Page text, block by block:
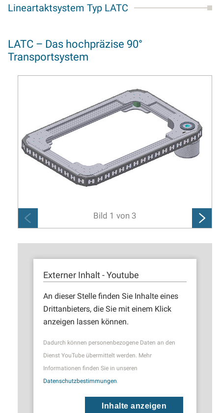
Lineartaktsystem Typ LATC
LATC – Das hochpräzise 90°
Transportsystem
Bild 1 von 3
Externer Inhalt - Youtube
An dieser Stelle finden Sie Inhalte eines
Drittanbieters, die Sie mit einem Klick
anzeigen lassen können.
Dadurch können personenbezogene Daten an den
Dienst YouTube übermittelt werden. Mehr
Informationen finden Sie in unseren
Datenschutzbestimmungen.
Inhalte anzeigen